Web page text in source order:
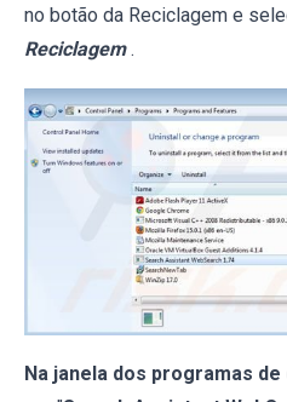
no botão da Reciclagem e
Reciclagem .
Na janela dos programas